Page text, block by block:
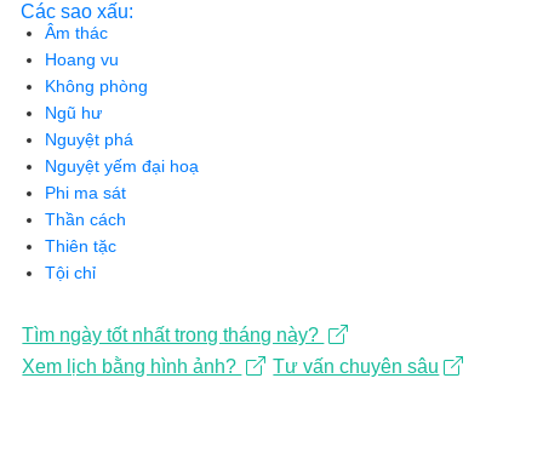
Các sao xấu:
Âm thác
Hoang vu
Không phòng
Ngũ hư
Nguyệt phá
Nguyệt yếm đại hoạ
Phi ma sát
Thần cách
Thiên tặc
Tội chỉ
Tìm ngày tốt nhất trong tháng này?
Xem lịch bằng hình ảnh?
Tư vấn chuyên sâu